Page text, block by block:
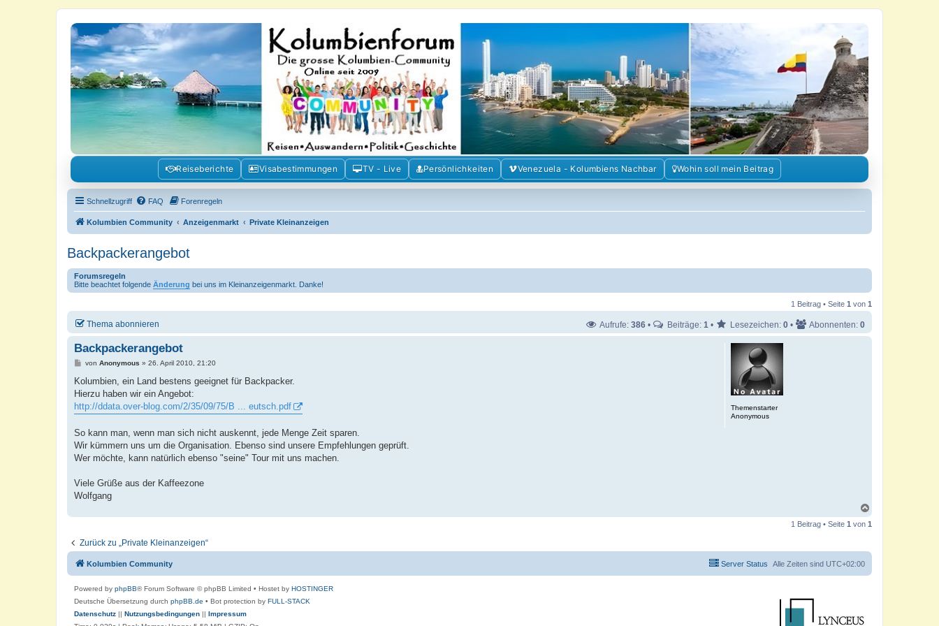
Kolumbienforum - Das grosse Forum der Freunde Kolumbiens
Reisen, Auswandern, Kultur, Politik, Geschichte und Visum in Kolumbien und Venezuela. Austausch, Erfahrungen und Gemeinschaft im Kolumbienforum
Reiseberichte Visabestimmungen TV - Live Persönlichkeiten Venezuela - Kolumbiens Nachbar Wohin soll mein Beitrag
Schnellzugriff FAQ Forenregeln
Kolumbien Community Anzeigenmarkt Private Kleinanzeigen
Backpackerangebot
Forumsregeln
Bitte beachtet folgende Änderung bei uns im Kleinanzeigenmarkt. Danke!
1 Beitrag • Seite 1 von 1
Thema abonnieren Aufrufe: 386 • Beiträge: 1 • Lesezeichen: 0 • Abonnenten: 0
Themenstarter
Anonymous
Backpackerangebot
B
i
r
a
g
von Anonymous » 26. April 2010, 21:20
Kolumbien, ein Land bestens geeignet für Backpacker.
Hierzu haben wir ein Angebot:
http://ddata.over-blog.com/2/35/09/75/B ... eutsch.pdf
So kann man, wenn man sich nicht auskennt, jede Menge Zeit sparen.
Wir kümmern uns um die Organisation. Ebenso sind unsere Empfehlungen geprüft.
Wer möchte, kann natürlich ebenso "seine" Tour mit uns machen.
Viele Grüße aus der Kaffeezone
Wolfgang
c
b
n
1 Beitrag • Seite 1 von 1
Zurück zu „Private Kleinanzeigen“
Kolumbien Community Alle Zeiten sind UTC+02:00
Server Status
Powered by phpBB® Forum Software © phpBB Limited • Hostet by HOSTINGER
Deutsche Übersetzung durch phpBB.de • Bot protection by FULL-STACK
Datenschutz || Nutzungsbedingungen || Impressum